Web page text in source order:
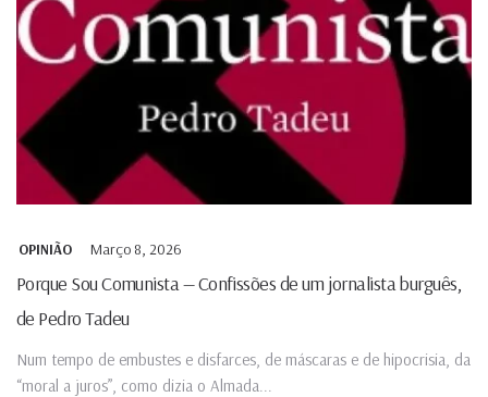
OPINIÃO Março 8, 2026
Porque Sou Comunista — Confissões de um jornalista burguês,
de Pedro Tadeu
Num tempo de embustes e disfarces, de máscaras e de hipocrisia, da
“moral a juros”, como dizia o Almada...